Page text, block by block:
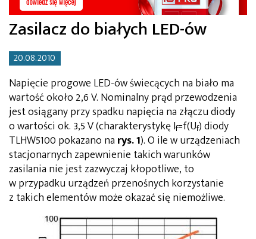
Zasilacz do białych LED-ów
20.08.2010
Napięcie progowe LED-ów świecących na biało ma
wartość około 2,6 V. Nominalny prąd przewodzenia
jest osiągany przy spadku napięcia na złączu diody
o wartości ok. 3,5 V (charakterystykę If=f(Uf) diody
TLHW5100 pokazano na rys. 1). O ile w urządzeniach
stacjonarnych zapewnienie takich warunków
zasilania nie jest zazwyczaj kłopotliwe, to
w przypadku urządzeń przenośnych korzystanie
z takich elementów może okazać się niemożliwe.